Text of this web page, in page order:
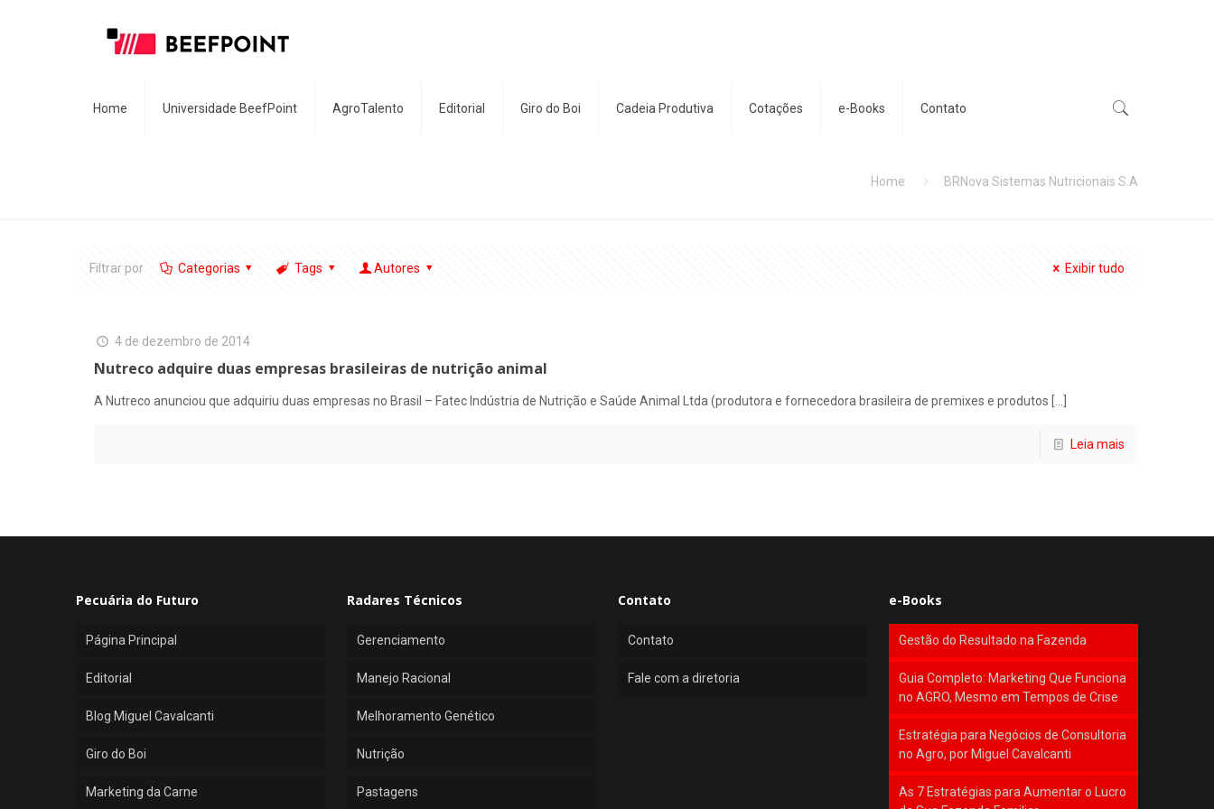
Home Universidade BeefPoint AgroTalento Editorial Giro do Boi Cadeia Produtiva Cotações e-Books Contato
Home BRNova Sistemas Nutricionais S.A
Filtrar por Categorias Tags Autores Exibir tudo
4 de dezembro de 2014
Nutreco adquire duas empresas brasileiras de nutrição animal
A Nutreco anunciou que adquiriu duas empresas no Brasil – Fatec Indústria de Nutrição e Saúde Animal Ltda (produtora e fornecedora brasileira de premixes e produtos
Leia mais
Pecuária do Futuro
Página Principal
Editorial
Blog Miguel Cavalcanti
Giro do Boi
Marketing da Carne
Radares Técnicos
Gerenciamento
Manejo Racional
Melhoramento Genético
Nutrição
Pastagens
Contato
Contato
Fale com a diretoria
e-Books
Gestão do Resultado na Fazenda
Guia Completo: Marketing Que Funciona
no AGRO, Mesmo em Tempos de Crise
Estratégia para Negócios de Consultoria
no Agro, por Miguel Cavalcanti
As 7 Estratégias para Aumentar o Lucro